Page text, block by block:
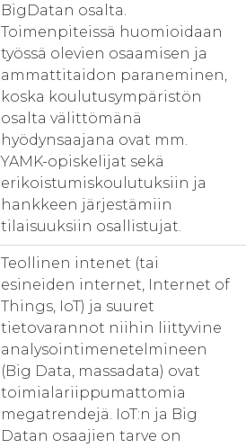
BigDatan osalta.
Toimenpiteissä huomioidaan
työssä olevien osaamisen ja
ammattitaidon paraneminen,
koska koulutusympäristön
osalta välittömänä
hyödynsaajana ovat mm.
YAMK-opiskelijat sekä
erikoistumiskoulutuksiin ja
hankkeen järjestämiin
tilaisuuksiin osallistujat.
Teollinen intenet (tai
esineiden internet, Internet of
Things, IoT) ja suuret
tietovarannot niihin liittyvine
analysointimenetelmineen
(Big Data, massadata) ovat
toimialariippumattomia
megatrendejä. IoT:n ja Big
Datan osaajien tarve on